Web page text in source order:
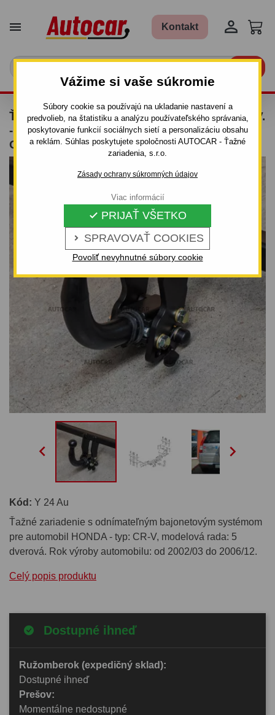
Vážime si vaše súkromie
Súbory cookie sa používajú na ukladanie nastavení a
predvolieb, na štatistiku a analýzu používateľského správania,
poskytovanie funkcií sociálnych sietí a personalizáciu obsahu
a reklám. Súhlas poskytujete spoločnosti AUTOCAR - Ťažné
zariadenia, s.r.o.
Zásady ochrany súkromných údajov
 SPRAVOVAŤ COOKIES
 PRIJAŤ VŠETKO
Povoliť nevyhnutné súbory cookie
Viac informácií
 Kontakt 
ŤAŽNÉ ZARIADENIE PRE HONDA CR-V - 5DV.
- ODNÍMATEĽNÝ BAJONETOVÝ SYSTÉM -
OD 2002/03 DO 2006/12
 
Kód: Y 24 Au
Ťažné zariadenie s odnímateľným bajonetovým systémom
pre automobil HONDA - typ: CR-V, modelová rada: 5
dverová. Rok výroby automobilu: od 2002/03 do 2006/12.
Celý popis produktu
Dostupné ihneď
Ružomberok (expedičný sklad):
Dostupné ihneď
Prešov:
Momentálne nedostupné